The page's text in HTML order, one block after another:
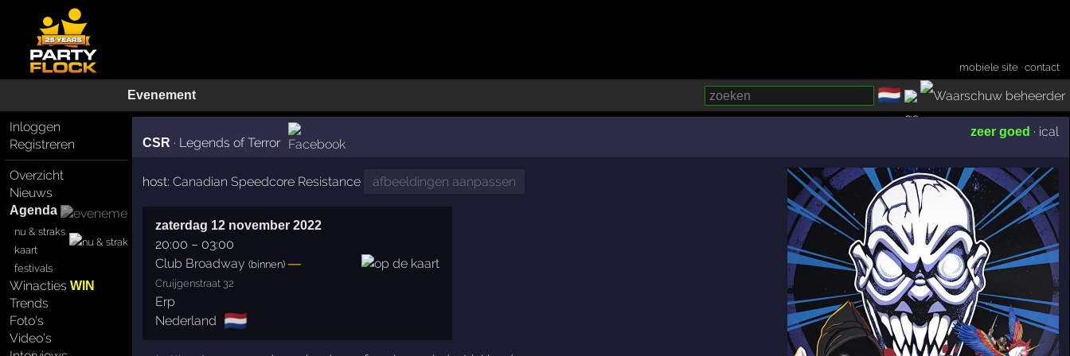
mobiele site ·contact
Evenement 🇳🇱
Inloggen
Registreren
Overzicht
Nieuws
Agenda
nu & straks
kaart
festivals
WinactiesWIN
Trends
Foto's
Video's
CSR · Legends of Terror
zeer goed · ical
host: Canadian Speedcore Resistance afbeeldingen aanpassen
zaterdag 12 november 2022
20:00 – 03:00
Club Broadway (binnen) —
Cruijgenstraat 32
Erp
Nederland 🇳🇱